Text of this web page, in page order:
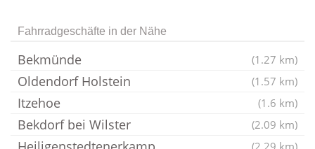
Fahrradgeschäfte in der Nähe
Bekmünde (1.27 km)
Oldendorf Holstein (1.57 km)
Itzehoe (1.6 km)
Bekdorf bei Wilster (2.09 km)